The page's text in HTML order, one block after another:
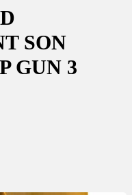
SON
GUN 3